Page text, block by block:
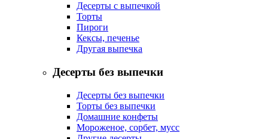
Десерты с выпечкой
Торты
Пироги
Кексы, печенье
Другая выпечка
Десерты без выпечки
Десерты без выпечки
Торты без выпечки
Домашние конфеты
Мороженое, сорбет, мусс